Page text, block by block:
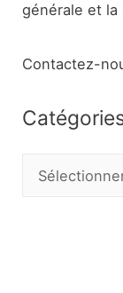
générale et la
Contactez-